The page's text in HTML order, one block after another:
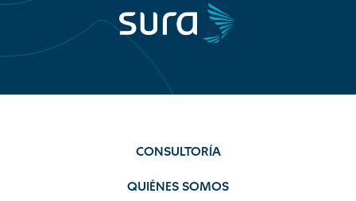
CONSULTORÍA
QUIÉNES SOMOS